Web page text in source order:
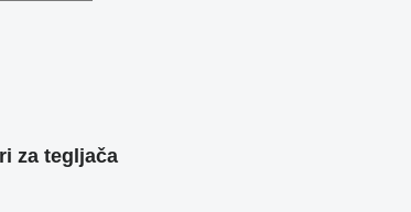
za tegljača